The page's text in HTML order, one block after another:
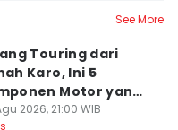
See More
Touring dari
Karo, Ini 5
Motor yang
Dicek
2026, 21:00 WIB